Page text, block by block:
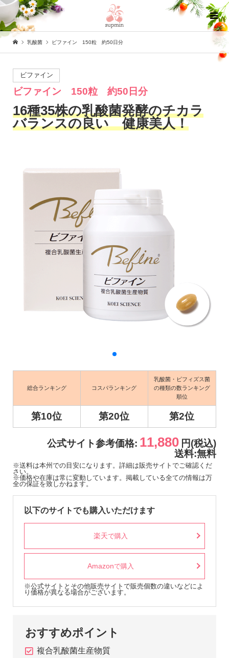
乳酸菌 ビファイン 150粒 約50日分
ビファイン
ビファイン 150粒 約50日分
16種35株の乳酸菌発酵のチカラ
バランスの良い 健康美人！
総合ランキング コスパランキング
乳酸菌・ビフィズス菌
の種類の数ランキング
順位
第10位 第20位 第2位
公式サイト参考価格: 11,880 円(税込)
送料:無料
※送料は本州での目安になります。詳細は販売サイトでご確認くだ
さい。
※価格や在庫は常に変動しています。掲載している全ての情報は万
全の保証を致しかねます。
以下のサイトでも購入いただけます
楽天で購入
Amazonで購入
※公式サイトとその他販売サイトで販売個数の違いなどによ
り価格が異なる場合がございます。
おすすめポイント
複合乳酸菌生産物質